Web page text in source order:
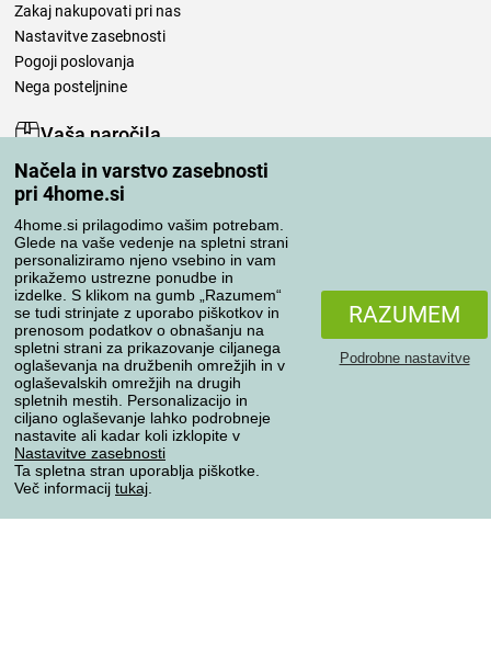
Načela in varstvo zasebnosti
pri 4home.si
4home.si prilagodimo vašim potrebam.
Glede na vaše vedenje na spletni strani
personaliziramo njeno vsebino in vam
prikažemo ustrezne ponudbe in
izdelke. S klikom na gumb „Razumem“
se tudi strinjate z uporabo piškotkov in
prenosom podatkov o obnašanju na
spletni strani za prikazovanje ciljanega
oglaševanja na družbenih omrežjih in v
oglaševalskih omrežjih na drugih
spletnih mestih. Personalizacijo in
ciljano oglaševanje lahko podrobneje
nastavite ali kadar koli izklopite v
Nastavitve zasebnosti
Ta spletna stran uporablja piškotke.
Več informacij tukaj
RAZUMEM
Podrobne nastavitve
Zakaj nakupovati pri nas
Nastavitve zasebnosti
Pogoji poslovanja
Nega posteljnine
Vaša naročila
Moj račun
Pregled naročil
Reklamacija
Odstop od kupoprodajne pogodbe
Pravila obdelave ocen
Načini prevoza
Načini plačila
Zanesljiva trgovina